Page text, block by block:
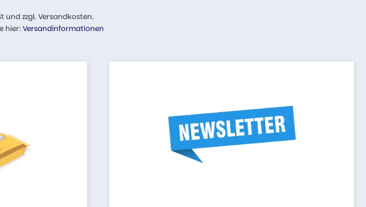
und zzgl. Versandkosten.
hier: Versandinformationen